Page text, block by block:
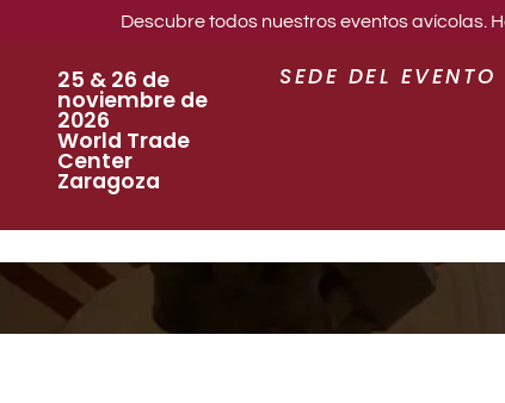
Descubre todos nuestros eventos avícolas.
25 & 26 de
noviembre de
2026
World Trade
Center
Zaragoza
SEDE DEL EVENTO